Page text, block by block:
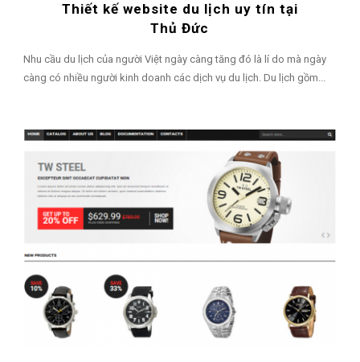
Thiết kế website du lịch uy tín tại
Thủ Đức
Nhu cầu du lịch của người Việt ngày càng tăng đó là lí do mà ngày
càng có nhiều người kinh doanh các dịch vụ du lịch. Du lịch gồm...